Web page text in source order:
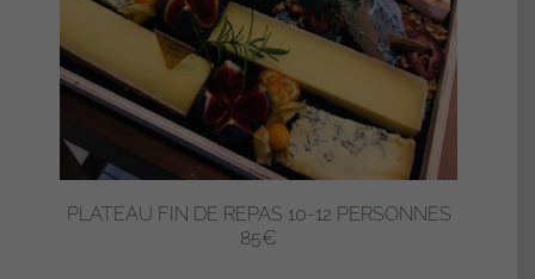
PLATEAU FIN DE REPAS 10-12 PERSONNES
85€